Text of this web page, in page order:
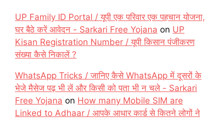
UP Family ID Portal / यूपी एक परिवार एक पहचान योजना,
घर बैठे करें आवेदन - Sarkari Free Yojana on UP
Kisan Registration Number / यूपी किसान पंजीकरण
संख्या कैसे निकालें ?
WhatsApp Tricks / जानिए कैसे WhatsApp में दूसरों के
भेजे मैसेज पढ़ भी लें और किसी को पता भी न चले - Sarkari
Free Yojana on How many Mobile SIM are
Linked to Adhaar / आपके आधार कार्ड से कितने लोगों ने